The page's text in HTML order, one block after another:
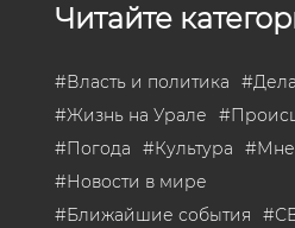
Читайте
#Власть и политика #
#Жизнь на Урале #
#Погода #Культура #
#Новости в мире
#Ближайшие события #